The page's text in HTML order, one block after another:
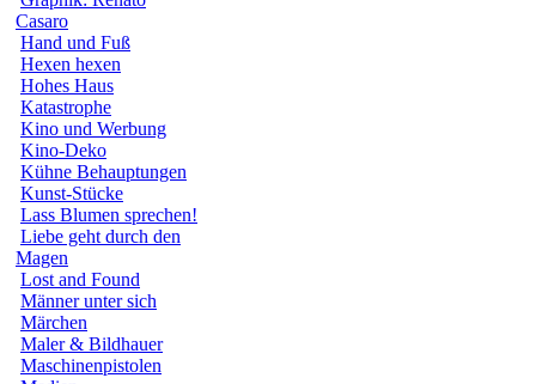
Casaro
Hand und Fuß
Hexen hexen
Hohes Haus
Katastrophe
Kino und Werbung
Kino-Deko
Kühne Behauptungen
Kunst-Stücke
Lass Blumen sprechen!
Liebe geht durch den
Magen
Lost and Found
Männer unter sich
Märchen
Maler & Bildhauer
Maschinenpistolen